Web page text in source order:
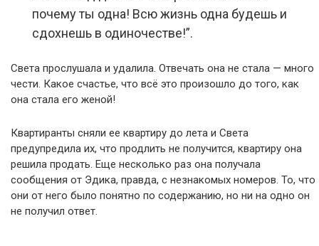
почему ты одна! Всю жизнь одна будешь и
сдохнешь в одиночестве!”.
Света прослушала и удалила. Отвечать она не стала — много
чести. Какое счастье, что всё это произошло до того, как
она стала его женой!
Квартиранты сняли ее квартиру до лета и Света
предупредила их, что продлить не получится, квартиру она
решила продать. Еще несколько раз она получала
сообщения от Эдика, правда, с незнакомых номеров. То, что
они от него было понятно по содержанию, но ни на одно он
не получил ответ.